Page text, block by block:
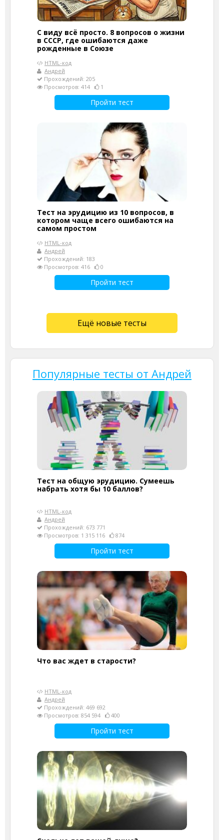
С виду всё просто. 8 вопросов о жизни
в СССР, где ошибаются даже
рожденные в Союзе
HTML-код
Андрей
Прохождений: 205
Просмотров: 414
1
Пройти тест
Тест на эрудицию из 10 вопросов, в
котором чаще всего ошибаются на
самом простом
HTML-код
Андрей
Прохождений: 183
Просмотров: 416
0
Пройти тест
Ещё новые тесты
Популярные тесты от Андрей
Тест на общую эрудицию. Сумеешь
набрать хотя бы 10 баллов?
HTML-код
Андрей
Прохождений: 673 771
Просмотров: 1 315 116
874
Пройти тест
Что вас ждет в старости?
HTML-код
Андрей
Прохождений: 469 692
Просмотров: 854 594
400
Пройти тест